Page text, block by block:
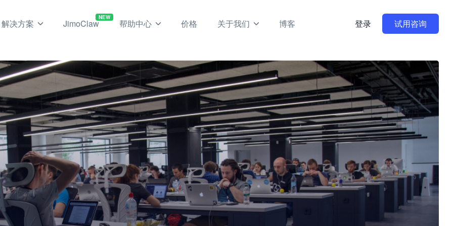
解决方案 JimoClaw
NEW
帮助中心 价格 关于我们 博客 登录 试用咨询